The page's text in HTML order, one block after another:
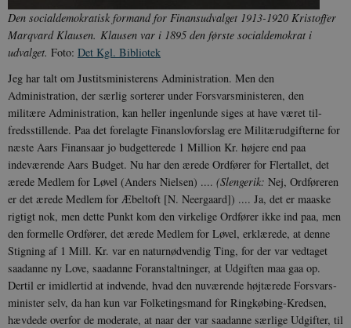
Den socialdemokratisk formand for Finansudvalget 1913-1920 Kristoffer
Marqvard Klausen. Klausen var i 1895 den første socialdemokrat i
udvalget. Foto: Det Kgl. Bibliotek
Jeg har talt om Justitsministerens Administration. Men den
Administration, der særlig sorterer under Forsvarsministe­ren, den
militære Administration, kan heller ingenlunde siges at have været til­
fredsstillende. Paa det forelagte Finans­lovforslag ere Militærudgifterne for
næste Aars Finansaar jo budgetterede 1 Million Kr. højere end paa
indeværende Aars Bud­get. Nu har den ærede Ordfører for Fler­tallet, det
ærede Medlem for Løvel (An­ders Nielsen) .... (Slengerik: Nej, Ord­føreren
er det ærede Medlem for Æbeltoft [N. Neergaard]) .... Ja, det er maaske
rigtigt nok, men dette Punkt kom den virkelige Ordfører ikke ind paa, men
den formelle Ordfører, det ærede Medlem for Løvel, erklærede, at denne
Stigning af 1 Mill. Kr. var en naturnødvendig Ting, for der var vedtaget
saadanne ny Love, saa­danne Foranstaltninger, at Udgiften maa gaa op.
Dertil er imidlertid at indvende, hvad den nuværende højtærede Forsvars­
minister selv, da han kun var Folketings­mand for Ringkøbing-Kredsen,
hævdede overfor de moderate, at naar der var saadanne særlige Udgifter, til